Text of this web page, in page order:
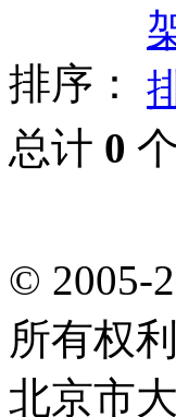
排序：
总计 0
© 2005-
所有权利
北京市